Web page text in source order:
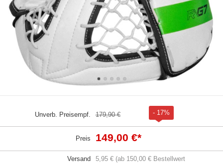
Unverb. Preisempf. 179,90 € - 17%
Preis 149,00 €*
Versand
5,95 € (ab 150,00 € Bestellwert